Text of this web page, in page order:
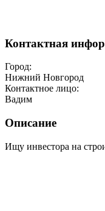
Контактная
Город:
Нижний Новгород
Контактное лицо:
Вадим
Описание
Ищу инвестора на